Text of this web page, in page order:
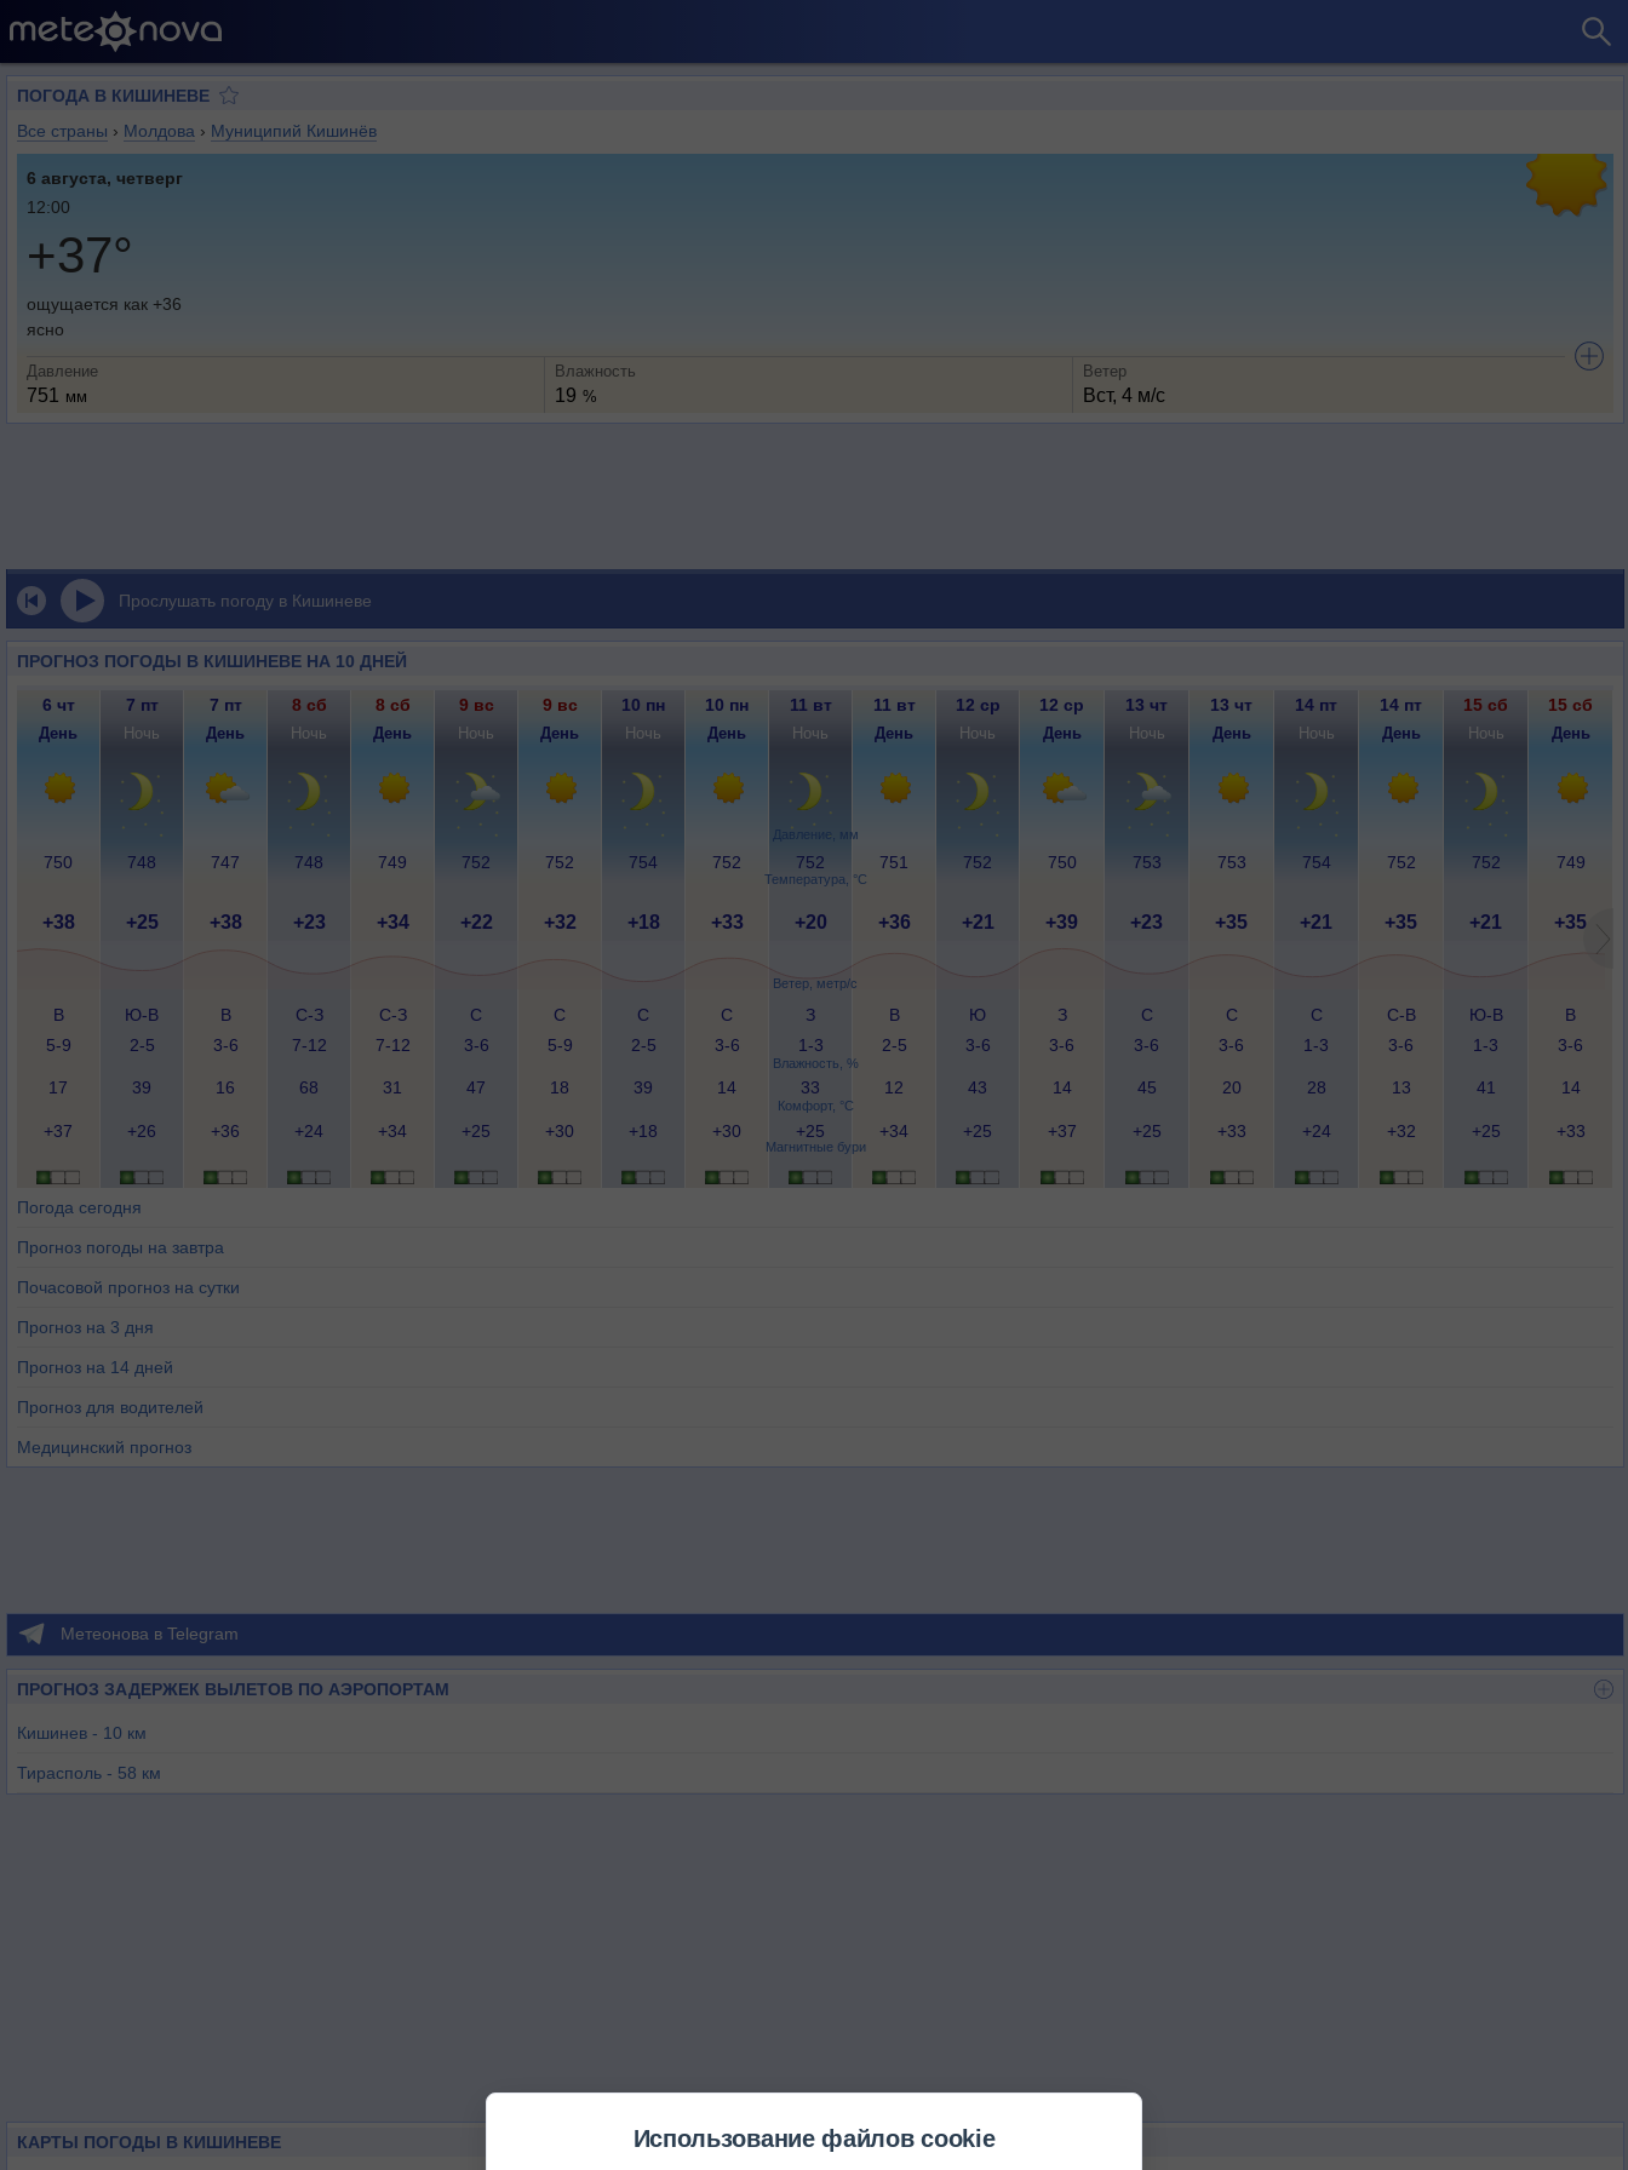
ПОГОДА В КИШИНЕВЕ
Все страны › Молдова › Муниципий Кишинёв
6 августа, четверг
12:00
+37°
ощущается как +36
ясно
Давление
751 мм
Влажность
19 %
Ветер
Вст, 4 м/с
Прослушать погоду в Кишиневе
ПРОГНОЗ ПОГОДЫ В КИШИНЕВЕ НА 10 ДНЕЙ
Давление, мм
Температура, °C
Ветер, метр/с
Влажность, %
Комфорт, °C
Магнитные бури
6 чт 7 пт 7 пт 8 сб 8 сб 9 вс 9 вс 10 пн 10 пн 11 вт 11 вт 12 ср 12 ср 13 чт 13 чт 14 пт 14 пт 15 сб 15 сб
День Ночь День Ночь День Ночь День Ночь День Ночь День Ночь День Ночь День Ночь День Ночь День
750 748 747 748 749 752 752 754 752 752 751 752 750 753 753 754 752 752 749
+38 +25 +38 +23 +34 +22 +32 +18 +33 +20 +36 +21 +39 +23 +35 +21 +35 +21 +35
В
5-9
Ю-В
2-5
В
3-6
С-З
7-12
С-З
7-12
С
3-6
С
5-9
С
2-5
С
3-6
З
1-3
В
2-5
Ю
3-6
З
3-6
С
3-6
С
3-6
С
1-3
С-В
3-6
Ю-В
1-3
В
3-6
17 39 16 68 31 47 18 39 14 33 12 43 14 45 20 28 13 41 14
+37 +26 +36 +24 +34 +25 +30 +18 +30 +25 +34 +25 +37 +25 +33 +24 +32 +25 +33
Погода сегодня
Прогноз погоды на завтра
Почасовой прогноз на сутки
Прогноз на 3 дня
Прогноз на 14 дней
Прогноз для водителей
Медицинский прогноз
Метеонова в Telegram
ПРОГНОЗ ЗАДЕРЖЕК ВЫЛЕТОВ ПО АЭРОПОРТАМ
Кишинев - 10 км
Тирасполь - 58 км
КАРТЫ ПОГОДЫ В КИШИНЕВЕ
Использование файлов cookie